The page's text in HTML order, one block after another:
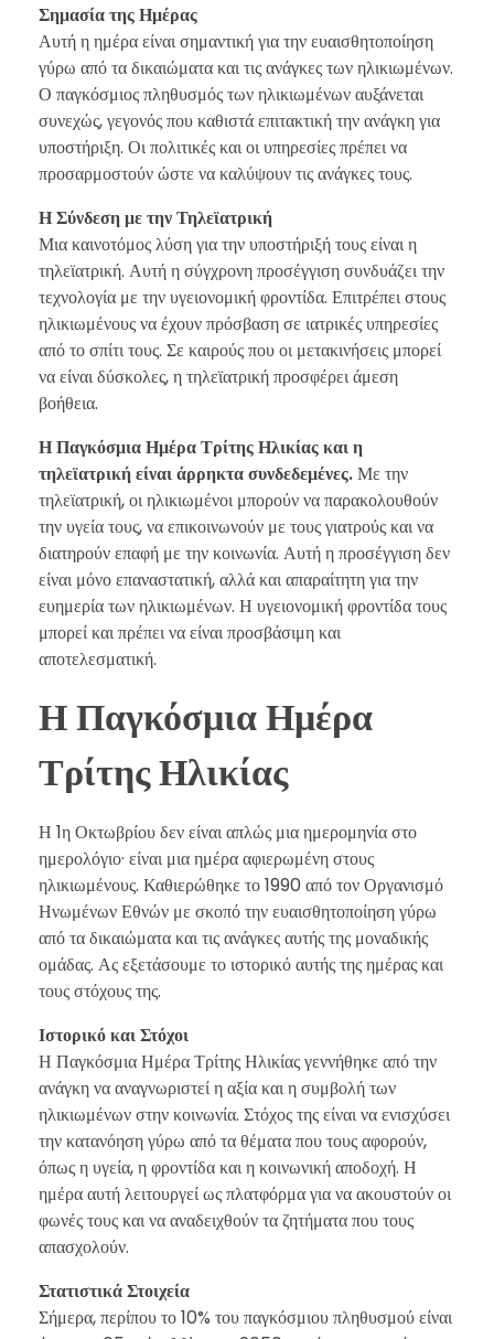
Σημασία της Ημέρας
Αυτή η ημέρα είναι σημαντική για την ευαισθητοποίηση
γύρω από τα δικαιώματα και τις ανάγκες των ηλικιωμένων.
Ο παγκόσμιος πληθυσμός των ηλικιωμένων αυξάνεται
συνεχώς, γεγονός που καθιστά επιτακτική την ανάγκη για
υποστήριξη. Οι πολιτικές και οι υπηρεσίες πρέπει να
προσαρμοστούν ώστε να καλύψουν τις ανάγκες τους.
Η Σύνδεση με την Τηλεϊατρική
Μια καινοτόμος λύση για την υποστήριξή τους είναι η
τηλεϊατρική. Αυτή η σύγχρονη προσέγγιση συνδυάζει την
τεχνολογία με την υγειονομική φροντίδα. Επιτρέπει στους
ηλικιωμένους να έχουν πρόσβαση σε ιατρικές υπηρεσίες
από το σπίτι τους. Σε καιρούς που οι μετακινήσεις μπορεί
να είναι δύσκολες, η τηλεϊατρική προσφέρει άμεση
βοήθεια.
Η Παγκόσμια Ημέρα Τρίτης Ηλικίας και η
τηλεϊατρική είναι άρρηκτα συνδεδεμένες.Με την
τηλεϊατρική, οι ηλικιωμένοι μπορούν να παρακολουθούν
την υγεία τους, να επικοινωνούν με τους γιατρούς και να
διατηρούν επαφή με την κοινωνία. Αυτή η προσέγγιση δεν
είναι μόνο επαναστατική, αλλά και απαραίτητη για την
ευημερία των ηλικιωμένων. Η υγειονομική φροντίδα τους
μπορεί και πρέπει να είναι προσβάσιμη και
αποτελεσματική.
Η Παγκόσμια Ημέρα
Τρίτης Ηλικίας
Η 1η Οκτωβρίου δεν είναι απλώς μια ημερομηνία στο
ημερολόγιο· είναι μια ημέρα αφιερωμένη στους
ηλικιωμένους. Καθιερώθηκε το 1990 από τον Οργανισμό
Ηνωμένων Εθνών με σκοπό την ευαισθητοποίηση γύρω
από τα δικαιώματα και τις ανάγκες αυτής της μοναδικής
ομάδας. Ας εξετάσουμε το ιστορικό αυτής της ημέρας και
τους στόχους της.
Ιστορικό και Στόχοι
Η Παγκόσμια Ημέρα Τρίτης Ηλικίας γεννήθηκε από την
ανάγκη να αναγνωριστεί η αξία και η συμβολή των
ηλικιωμένων στην κοινωνία. Στόχος της είναι να ενισχύσει
την κατανόηση γύρω από τα θέματα που τους αφορούν,
όπως η υγεία, η φροντίδα και η κοινωνική αποδοχή. Η
ημέρα αυτή λειτουργεί ως πλατφόρμα για να ακουστούν οι
φωνές τους και να αναδειχθούν τα ζητήματα που τους
απασχολούν.
Στατιστικά Στοιχεία
Σήμερα, περίπου το 10% του παγκόσμιου πληθυσμού είναι